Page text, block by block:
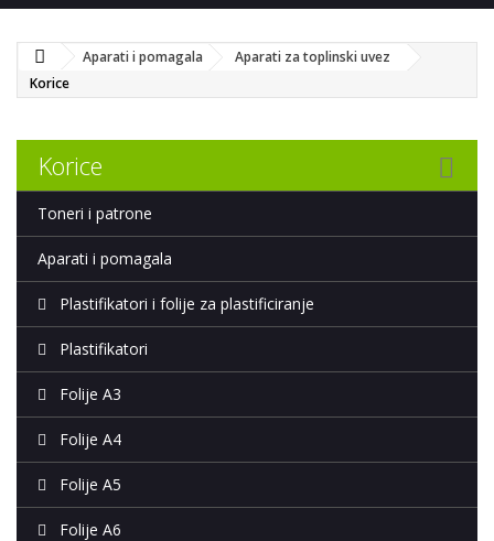
Aparati i pomagala
Aparati za toplinski uvez
Korice
Korice
Toneri i patrone
Aparati i pomagala
Plastifikatori i folije za plastificiranje
Plastifikatori
Folije A3
Folije A4
Folije A5
Folije A6